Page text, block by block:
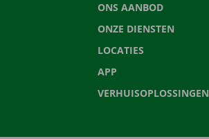
ONS AANBOD
ONZE DIENSTEN
LOCATIES
APP
VERHUISOPLOSSINGEN